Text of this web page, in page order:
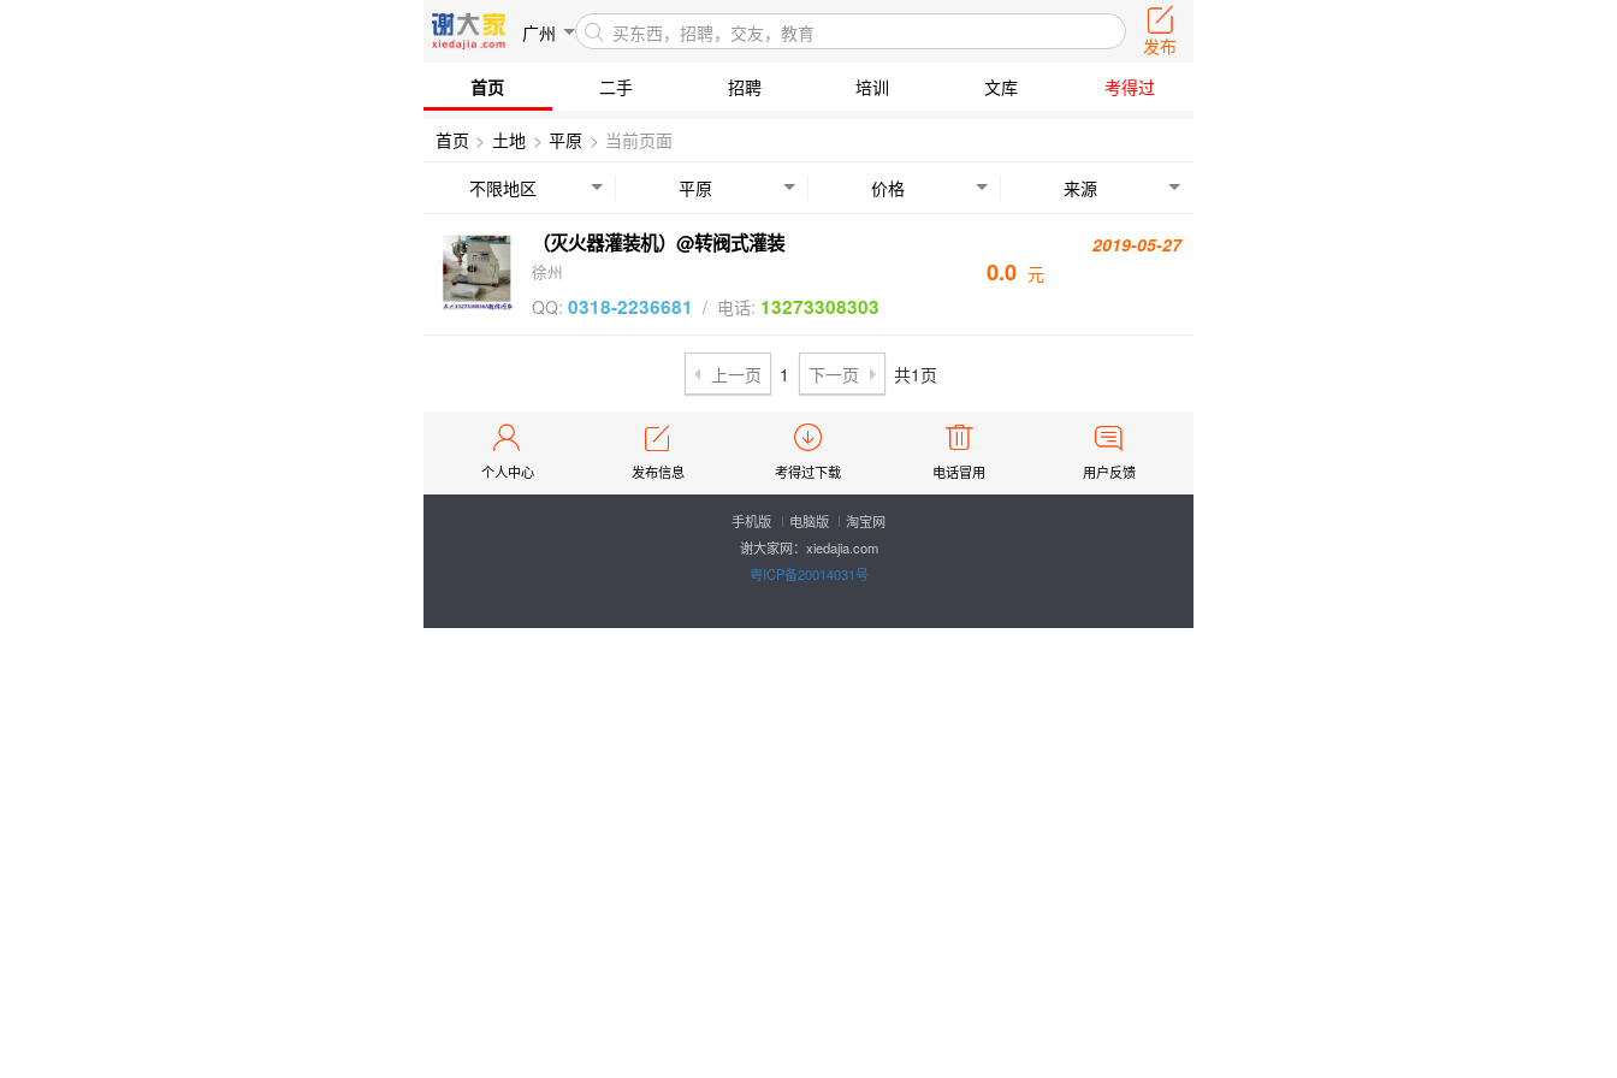
广州 买东西，招聘，交友，教育
发布
首页
二手 招聘 培训 文库 考得过
首页 > 土地 > 平原 > 当前页面
不限地区
平原 价格 来源
（灭火器灌装机）@转阀式灌装 2019-05-27
徐州 0.0 元
QQ: 0318-2236681 / 电话: 13273308303
上一页 1 下一页 共1页
个人中心 发布信息 考得过下载 电话冒用 用户反馈
手机版 电脑版
淘宝网
谢大家网：xiedajia.com
粤ICP备20014031号